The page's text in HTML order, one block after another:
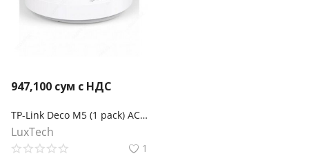
947,100 сум с НДС
TP-Link Deco M5 (1 pack) AC1300 Домашняя Mesh Wi-Fi система
LuxTech
1